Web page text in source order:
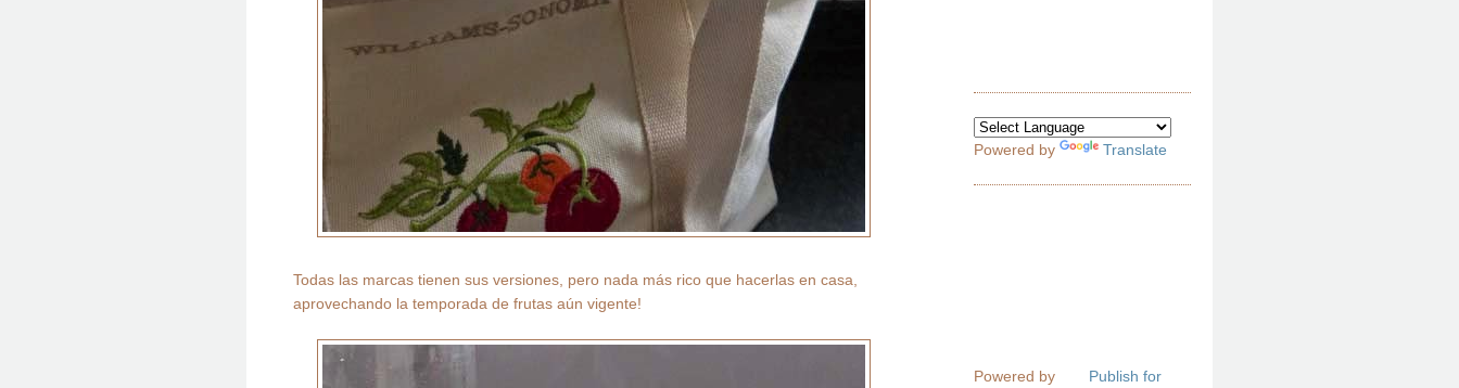
Todas las marcas tienen sus versiones, pero nada más rico que hacerlas en casa,
aprovechando la temporada de frutas aún vigente!
Powered by Translate
Powered by
Publish for